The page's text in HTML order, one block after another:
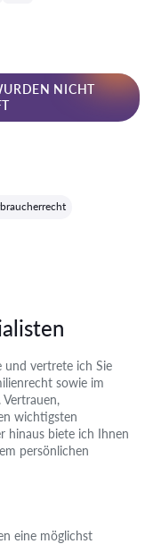
NICHT
und vertrete ich Sie
sowie im
wichtigsten
hinaus biete ich Ihnen
persönlichen
eine möglichst